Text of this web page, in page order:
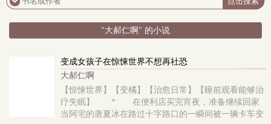
"大郝仁啊" 的小说
变成女孩子在惊悚世界不想再社恐
大郝仁啊
【惊悚世界】【变橘】【治愈日常】【睡前观看能够治
疗失眠】 * 在便利店买完宵夜，准备继续回家
当阿宅的唐夏冰在路过十字路口的一瞬间被一辆卡车变